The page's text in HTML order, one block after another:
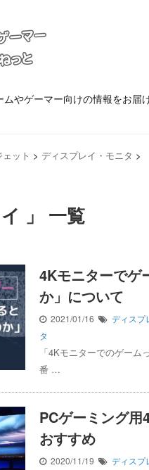
ムやゲーマー向けの情報をお
ット > ディスプレイ・モニタ >
」 一覧
4Kモニターでゲ
か」について
2021/01/16 ディスプ
タ
「4Kモニターでのゲー
番 …
PCゲーミング
おすすめ
2020/11/19 ディスプ